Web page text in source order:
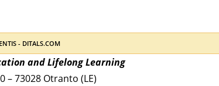
and Lifelong Learning
– 73028 Otranto (LE)